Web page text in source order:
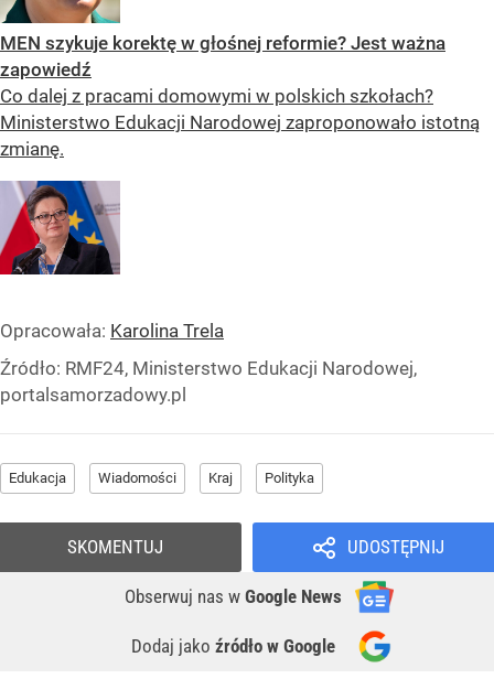
MEN szykuje korektę w głośnej reformie? Jest ważna
zapowiedź
Co dalej z pracami domowymi w polskich szkołach?
Ministerstwo Edukacji Narodowej zaproponowało istotną
zmianę.
Opracowała: Karolina Trela
Źródło: RMF24, Ministerstwo Edukacji Narodowej,
portalsamorzadowy.pl
Edukacja Wiadomości Kraj Polityka
UDOSTĘPNIJ
Obserwuj nas w Google News
Dodaj jako źródło w Google
SKOMENTUJ